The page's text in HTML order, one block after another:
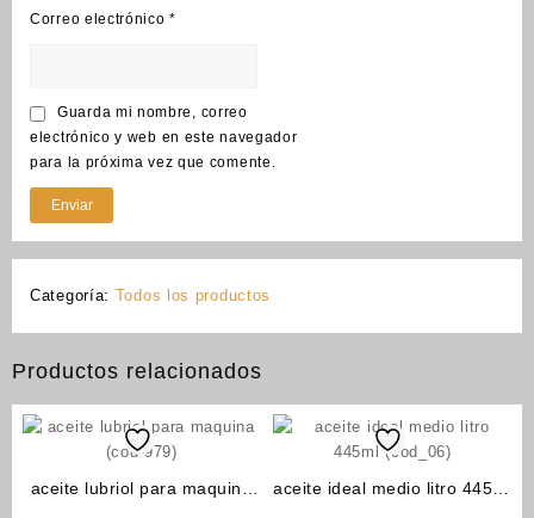
Correo electrónico*
Guarda mi nombre, correo
electrónico y web en este navegador
para la próxima vez que comente.
Categoría: Todos los productos
Productos relacionados
aceite lubriol para maquina
aceite ideal medio litro 445ml